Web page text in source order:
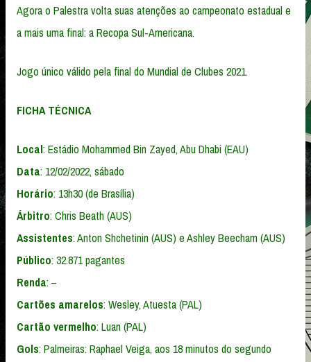
Agora o Palestra volta suas atenções ao campeonato estadual e
a mais uma final: a Recopa Sul-Americana.
Jogo único válido pela final do Mundial de Clubes 2021.
FICHA TÉCNICA
Local: Estádio Mohammed Bin Zayed, Abu Dhabi (EAU)
Data: 12/02/2022, sábado
Horário: 13h30 (de Brasília)
Árbitro: Chris Beath (AUS)
Assistentes: Anton Shchetinin (AUS) e Ashley Beecham (AUS)
Público: 32.871 pagantes
Renda: –
Cartões amarelos: Wesley, Atuesta (PAL)
Cartão vermelho: Luan (PAL)
Gols: Palmeiras: Raphael Veiga, aos 18 minutos do segundo